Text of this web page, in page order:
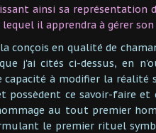
ainsi sa représentation
il apprendra à gérer son
conçois en qualité de
j'ai cités ci-dessus, en
capacité à modifier la réalité
possèdent ce savoir-faire
au tout premier
le premier rituel